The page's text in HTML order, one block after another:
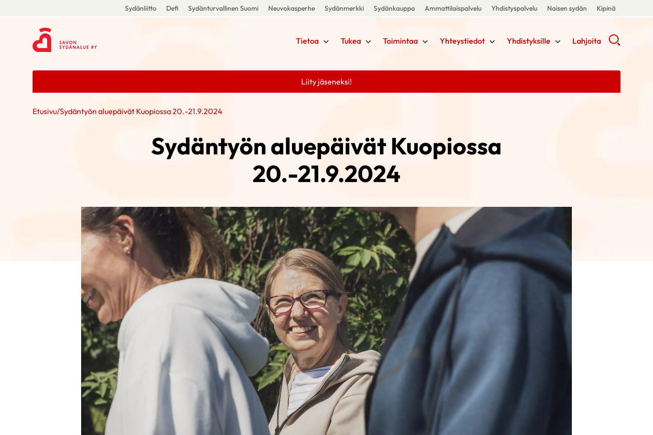
Sydänliitto Defi Sydänturvallinen Suomi Neuvokasperhe Sydänmerkki Sydänkauppa Ammattilaispalvelu Yhdistyspalvelu Naisen sydän Kipinä
Tietoa Tukea Toimintaa Yhteystiedot Yhdistyksille Lahjoita
Liity jäseneksi!
Etusivu/Sydäntyön aluepäivät Kuopiossa 20.-21.9.2024
Sydäntyön aluepäivät Kuopiossa
20.-21.9.2024